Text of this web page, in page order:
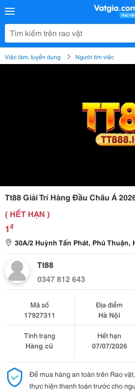
Việc làm, tuyển dụng Người tìm việc
Tt88 Giải Trí Hàng Đầu Châu Á
( HẾT HẠN )
1 ₫
30A/2 Huỳnh Tấn Phát, Phú Thuận,
Tt88
0347 812 643
Mã số
17927311
Địa điểm
Hà Nội
Tình trạng
Hàng cũ
Hết hạn
07/07/2026
Để mua hàng an toàn trên Rao
thực hiện thanh toán trước cho